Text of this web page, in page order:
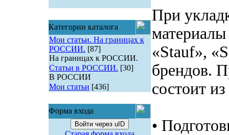
Категории каталога
Мои статьи. На границах к
РОССИИ. [87]
На границах к РОССИИ.
Статьи в РОССИИ. [30]
В РОССИИ
Мои статьи [436]
Форма входа
Войти через uID
При
«Stauf»,
брендов.
состоит
•